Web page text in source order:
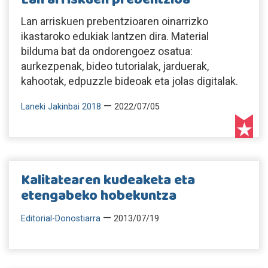
Lan arriskuen prebentzioaren oinarrizko
ikastaroko edukiak lantzen dira. Material
bilduma bat da ondorengoez osatua:
aurkezpenak, bideo tutorialak, jarduerak,
kahootak, edpuzzle bideoak eta jolas digitalak.
Laneki Jakinbai 2018 — 2022/07/05
Kalitatearen kudeaketa eta
etengabeko hobekuntza
Editorial-Donostiarra — 2013/07/19